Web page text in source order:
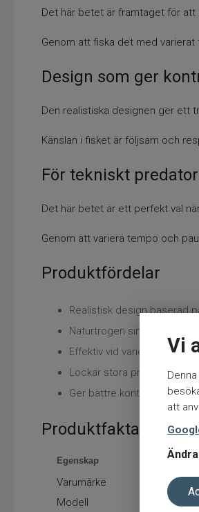
Vi
att
Det här betet är framtaget för
Genom att fiska det med
Design som ger
Den realistiska designen ger ett
Känslan i fisket är följsam och
För tekniskt
Det här betet är ett perfekt val
Genom att variera tempo och
Produktfördelar
Realistisk design baserad
Naturtrogen simrörelse
Effektiv vid varierat tempo
Lockar stora predatorer
Ger bättre kontroll i fisket
Produktfakta
Egenskap
Varumärke
Modell